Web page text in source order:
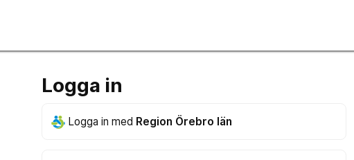
Logga in
Logga in med Region Örebro län